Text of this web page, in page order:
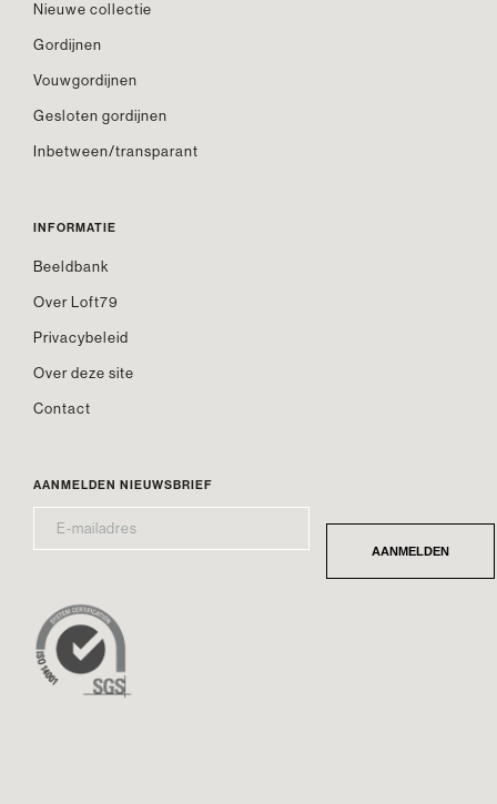
Nieuwe collectie
Gordijnen
Vouwgordijnen
Gesloten gordijnen
Inbetween/transparant
INFORMATIE
Beeldbank
Over Loft79
Privacybeleid
Over deze site
Contact
AANMELDEN NIEUWSBRIEF
MAILADRES* AANMELDEN